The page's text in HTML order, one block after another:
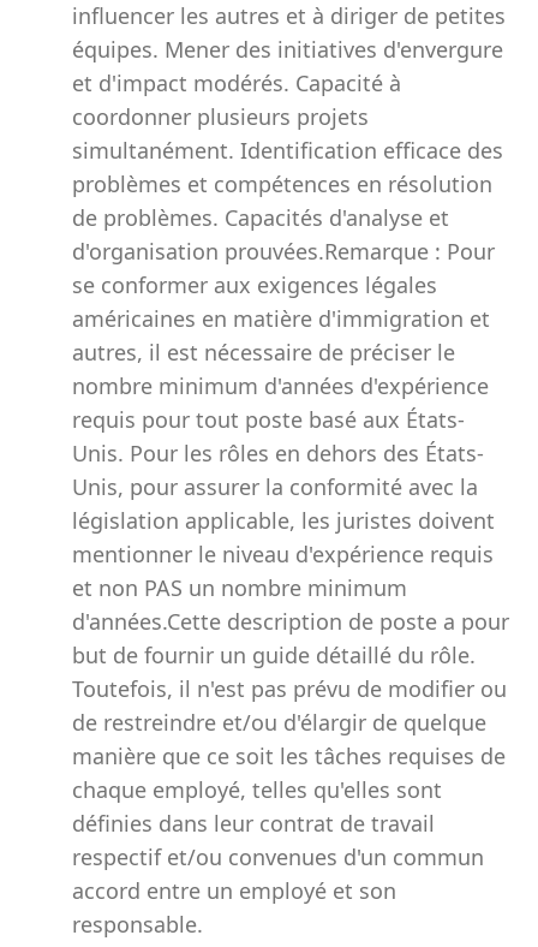
influencer les autres et à diriger de petites
équipes. Mener des initiatives d'envergure
et d'impact modérés. Capacité à
coordonner plusieurs projets
simultanément. Identification efficace des
problèmes et compétences en résolution
de problèmes. Capacités d'analyse et
d'organisation prouvées.Remarque : Pour
se conformer aux exigences légales
américaines en matière d'immigration et
autres, il est nécessaire de préciser le
nombre minimum d'années d'expérience
requis pour tout poste basé aux États-
Unis. Pour les rôles en dehors des États-
Unis, pour assurer la conformité avec la
législation applicable, les juristes doivent
mentionner le niveau d'expérience requis
et non PAS un nombre minimum
d'années.Cette description de poste a pour
but de fournir un guide détaillé du rôle.
Toutefois, il n'est pas prévu de modifier ou
de restreindre et/ou d'élargir de quelque
manière que ce soit les tâches requises de
chaque employé, telles qu'elles sont
définies dans leur contrat de travail
respectif et/ou convenues d'un commun
accord entre un employé et son
responsable.